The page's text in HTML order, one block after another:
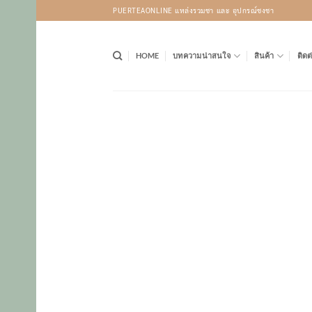
to
PUERTEAONLINE แหล่งรวมชา และ อุปกรณ์ชงชา
HOME บทความน่าสนใจ สินค้า ติด